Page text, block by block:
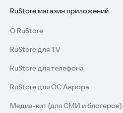
RuStore магазин приложений
О RuStore
RuStore для TV
RuStore для телефона
RuStore для ОС Аврора
Медиа-кит (для СМИ и блогеров)